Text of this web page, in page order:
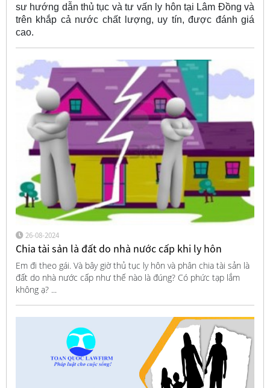
sư hướng dẫn thủ tục và tư vấn ly hôn tại Lâm Đồng và
trên khắp cả nước chất lượng, uy tín, được đánh giá
cao.
26-08-2024
Chia tài sản là đất do nhà nước cấp khi ly hôn
Em đi theo gái. Và bây giờ thủ tục ly hôn và phân chia tài sản là
đất do nhà nước cấp như thế nào là đúng? Có phức tạp lắm
không ạ? ...